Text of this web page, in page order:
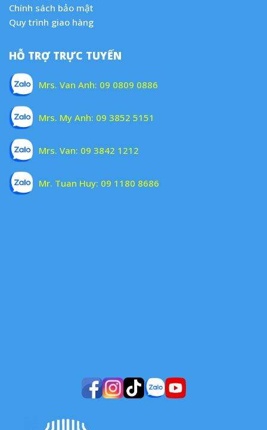
Chính sách bảo mật
Quy trình giao hàng
HỖ TRỢ TRỰC TUYẾN
Mrs. Van Anh: 09 0809 0886
Mrs. My Anh: 09 3852 5151
Mrs. Van: 09 3842 1212
Mr. Tuan Huy: 09 1180 8686